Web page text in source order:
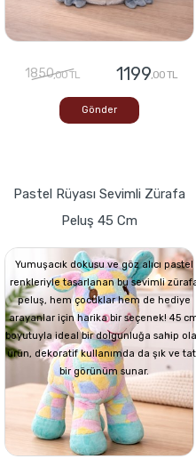
1850,00 TL 1199,00 TL
Gönder
Pastel Rüyası Sevimli Zürafa
Peluş 45 Cm
Yumuşacık dokusu ve göz alıcı pastel
renkleriyle tasarlanan bu sevimli
peluş, hem çocuklar hem de hediye
arayanlar için harika bir seçenek! 45
boyutuyla ideal bir dolgunluğa sahip
ürün, dekoratif kullanımda da şık ve
bir görünüm sunar.